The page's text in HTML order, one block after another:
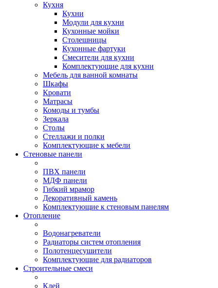
Кухня
Кухни
Модули для кухни
Кухонные мойки
Столешницы
Кухонные фартуки
Смесители для кухни
Комплектующие для кухни
Мебель для ванной комнаты
Шкафы
Кровати
Матрасы
Комоды и тумбы
Зеркала
Столы
Стеллажи и полки
Комплектующие к мебели
Стеновые панели
ПВХ панели
МДФ панели
Гибкий мрамор
Декоративный камень
Комплектующие к стеновым панелям
Отопление
Водонагреватели
Радиаторы систем отопления
Полотенцесушители
Комплектующие для радиаторов
Строительные смеси
Клей